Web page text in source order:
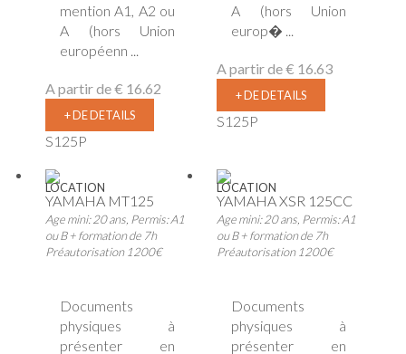
mention A1, A2 ou
A (hors Union
européenn ...
A partir de€ 16.62
+ DE DETAILS
S125P
A (hors Union
europ� ...
A partir de€ 16.63
+ DE DETAILS
S125P
LOCATION
YAMAHA MT125
Age mini: 20 ans, Permis: A1
ou B + formation de 7h
Préautorisation 1200€
Documents
physiques à
présenter en
LOCATION
YAMAHA XSR 125CC
Age mini: 20 ans, Permis: A1
ou B + formation de 7h
Préautorisation 1200€
Documents
physiques à
présenter en